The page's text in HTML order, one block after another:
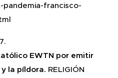
pandemia-francisco-
EWTN por emitir
la píldora. RELIGIÓN